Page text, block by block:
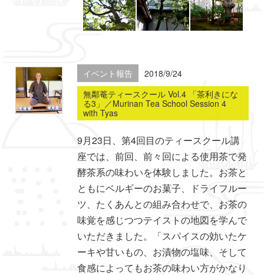
イベント報告
2018/9/24
無鄰菴ティースクール Vol.4 「茶利きにな
る3」／Murinan Tea School Session 4
with Tyas
9月23日、第4回目のティースクール講
座では、前回、前々回による使用茶で発
酵茶系の味わいを体験しました。お茶と
ともにベルギーのお菓子、ドライフルー
ツ、たくあんとの組み合わせで、お茶の
味覚を感じつつテイストの地図を学んで
いただきました。「スパイスの効いたケ
ーキや甘いもの、お漬物の塩味、そして
食感によってもお茶の味わい方がかなり